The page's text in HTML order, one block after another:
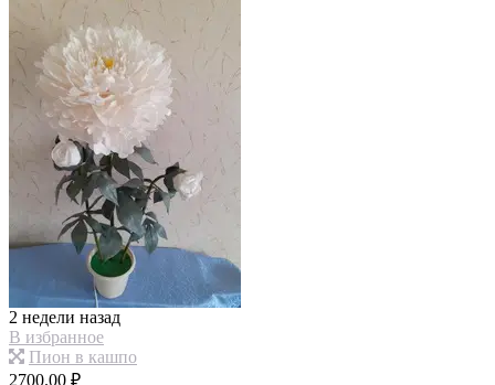
2 недели назад
В избранное
Пион в кашпо
2700.00 ₽